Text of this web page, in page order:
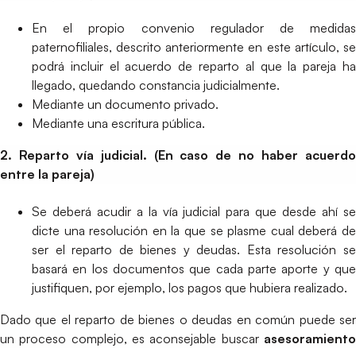
En el propio convenio regulador de medidas
paternofiliales, descrito anteriormente en este artículo, se
podrá incluir el acuerdo de reparto al que la pareja ha
llegado, quedando constancia judicialmente.
Mediante un documento privado.
Mediante una escritura pública.
2. Reparto vía judicial. (En caso de no haber acuerdo
entre la pareja)
Se deberá acudir a la vía judicial para que desde ahí se
dicte una resolución en la que se plasme cual deberá de
ser el reparto de bienes y deudas. Esta resolución se
basará en los documentos que cada parte aporte y que
justifiquen, por ejemplo, los pagos que hubiera realizado.
Dado que el reparto de bienes o deudas en común puede ser
un proceso complejo, es aconsejable buscar asesoramiento